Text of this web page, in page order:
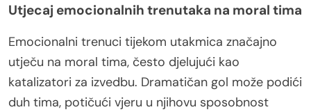
Utjecaj emocionalnih trenutaka na moral tima
Emocionalni trenuci tijekom utakmica značajno
utječu na moral tima, često djelujući kao
katalizatori za izvedbu. Dramatičan gol može podići
duh tima, potičući vjeru u njihovu sposobnost